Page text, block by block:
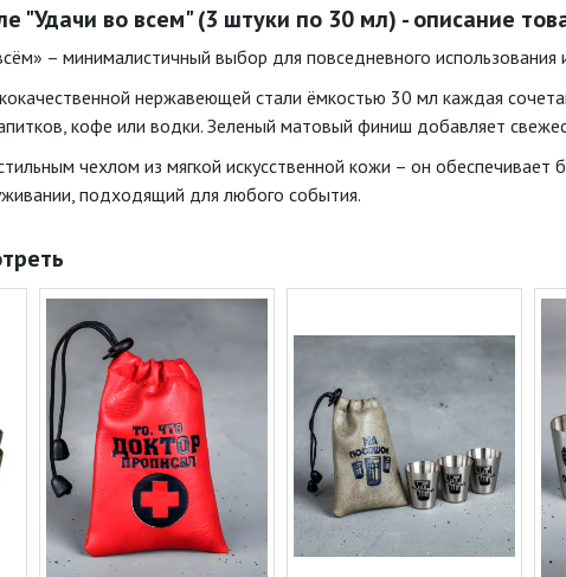
"Удачи во всем" (3 штуки по 30 мл) - описание
– минималистичный выбор для повседневного использования
нержавеющей стали ёмкостью 30 мл каждая
кофе или водки. Зеленый матовый финиш добавляет
чехлом из мягкой искусственной кожи – он обеспечивает
подходящий для любого события.